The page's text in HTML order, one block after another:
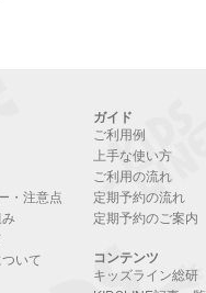
・注意点
いて
ガイド
ご利用例
上手な使い方
ご利用の流れ
定期予約の流れ
定期予約のご案内
コンテンツ
キッズライン総研